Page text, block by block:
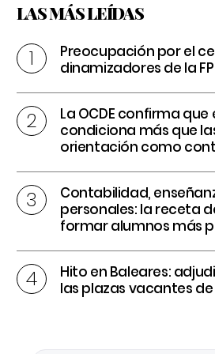
LAS MÁS LEÍDAS
Preocupación por el
dinamizadores de la
La OCDE confirma
condiciona más que
orientación como
Contabilidad,
personales: la receta
formar alumnos más
Hito en Baleares:
las plazas vacantes